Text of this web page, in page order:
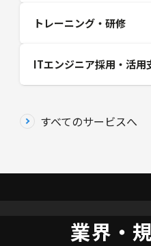
トレーニング・研修
ITエンジニア採用・活用
すべてのサービスへ
業界・